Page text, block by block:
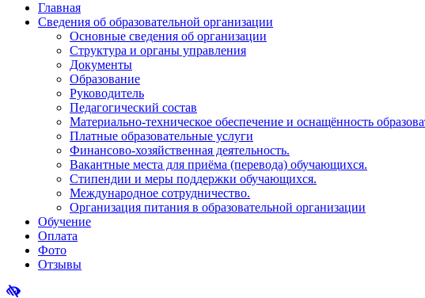
Главная
Сведения об образовательной организации
Основные сведения об организации
Структура и органы управления
Документы
Образование
Руководитель
Педагогический состав
Материально-техническое обеспечение и оснащённость
Платные образовательные услуги
Финансово-хозяйственная деятельность.
Вакантные места для приёма (перевода) обучающихся.
Стипендии и меры поддержки обучающихся.
Международное сотрудничество.
Организация питания в образовательной организации
Обучение
Оплата
Фото
Отзывы